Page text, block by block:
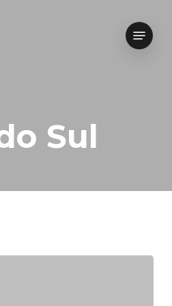
Menu
Sul